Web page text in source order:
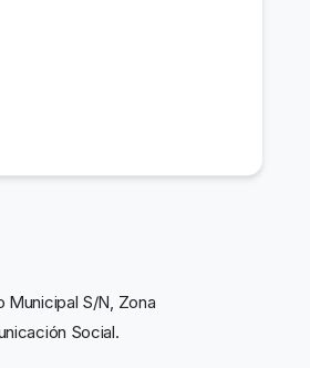
Municipal S/N, Zona
Social.